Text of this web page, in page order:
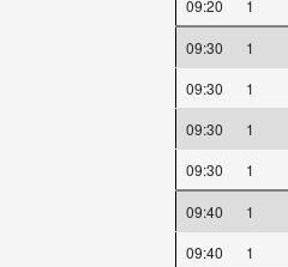
09:20
1
09:30 1
09:30
1
09:30
1
09:30
1
09:40 1
09:40
1